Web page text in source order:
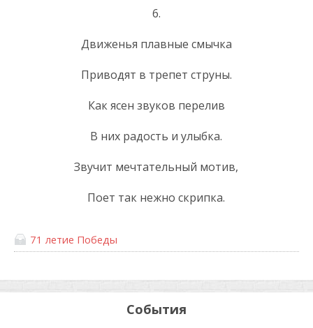
6.
Движенья плавные смычка
Приводят в трепет струны.
Как ясен звуков перелив
В них радость и улыбка.
Звучит мечтательный мотив,
Поет так нежно скрипка.
71 летие Победы
События